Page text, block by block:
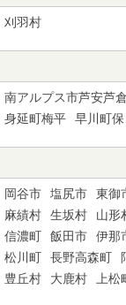
刈羽村
南アルプス市芦安芦倉
身延町梅平
早川町保
岡谷市 塩尻市 東御
麻績村
生坂村 山形
信濃町
飯田市 伊那
松川町
長野高森町
豊丘村
大鹿村 上松